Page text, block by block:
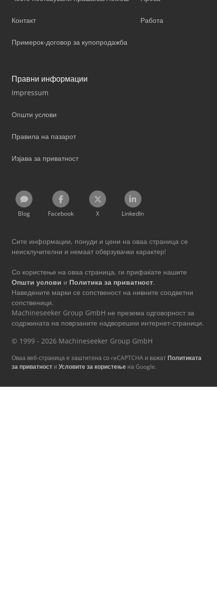
Контакт
Примерок-договор за купопродажба
Работа
Правни информации
Impressum
Општи услови
Правила на пазарот
Изјава за приватност
Blog Facebook X LinkedIn
Сите информации, понуди и цени на оваа страница се
неисклучителни и немаат обврзувачки карактер!
Со користење на оваа страница, ги прифаќате нашите
Општи услови и Политика за приватност.
Наведените марки се сопственост на нивните соодветни
сопственици.
Machineseeker Group GmbH не презема одговорност за
содржината на поврзаните надворешни интернет-страници.
© 1999 - 2026 Machineseeker Group GmbH
Оваа веб-страница е заштитена со reCAPTCHA и важат Политиката
за приватност и Условите за користење на Google.